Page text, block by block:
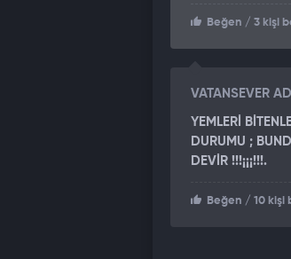
Beğen / 3 kişi
VATANSEVER
YEMLERİ
DURUMU ;
DEVİR !!!¡¡¡!!!.
Beğen / 10 kişi